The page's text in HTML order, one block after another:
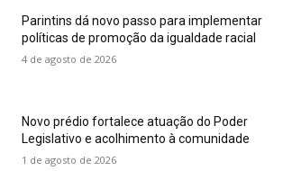
Parintins dá novo passo para implementar
políticas de promoção da igualdade racial
4 de agosto de 2026
Novo prédio fortalece atuação do Poder
Legislativo e acolhimento à comunidade
1 de agosto de 2026